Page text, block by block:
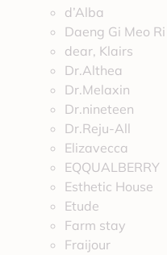
d’Alba
Daeng Gi Meo Ri
dear, Klairs
Dr.Althea
Dr.Melaxin
Dr.nineteen
Dr.Reju-All
Elizavecca
EQQUALBERRY
Esthetic House
Etude
Farm stay
Fraijour